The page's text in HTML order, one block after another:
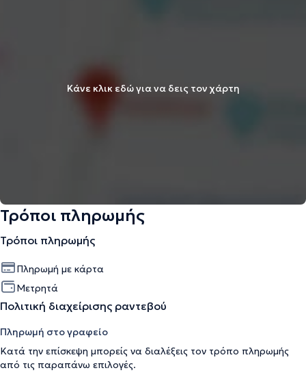
Κάνε κλικ εδώ για να δεις τον χάρτη
Τρόποι πληρωμής
Τρόποι πληρωμής
Πληρωμή με κάρτα
Μετρητά
Πολιτική διαχείρισης ραντεβού
Πληρωμή στο γραφείο
Κατά την επίσκεψη μπορείς να διαλέξεις τον τρόπο πληρωμής
από τις παραπάνω επιλογές.